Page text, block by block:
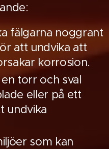
fälgarna noggrant
att undvika att
korrosion.
torr och sval
eller på ett
undvika
som kan